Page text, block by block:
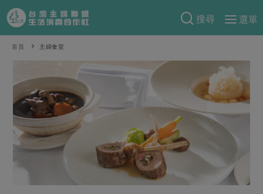
搜尋
選單
產品分類
一籃菜 當令水果
芽苗類
辛香料類
奶蛋豆・五穀
乳製品
食材
米食
麵食
肉食
海鮮
特別企畫
預購活動
把最好的台灣味帶回家！
防災用品預購圓滿結束
綠主張
觀點文章
主婦食堂 一籃菜真心話
首頁 主婦食堂